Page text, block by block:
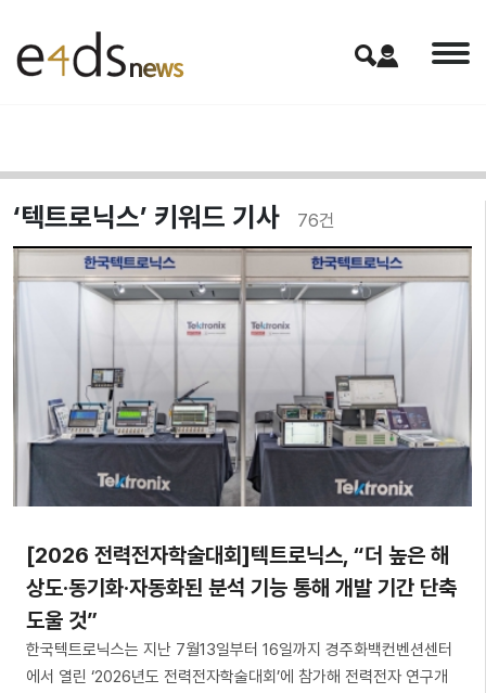
‘텍트로닉스’ 키워드 기사 76건
[2026 전력전자학술대회]텍트로닉스, “더 높은 해
상도·동기화·자동화된 분석 기능 통해 개발 기간 단축
도울 것”
한국텍트로닉스는 지난 7월13일부터 16일까지 경주화백컨벤션센터
에서 열린 ‘2026년도 전력전자학술대회’에 참가해 전력전자 연구개